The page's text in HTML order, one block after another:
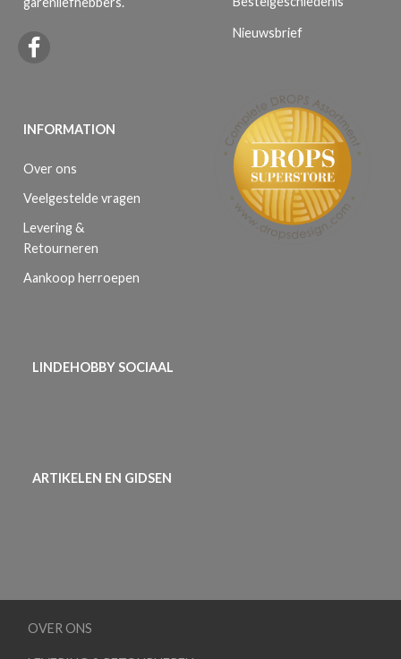
INFORMATION
Over ons
Veelgestelde vragen
Levering &
Retourneren
Aankoop herroepen
Nieuwsbrief
LINDEHOBBY SOCIAAL
ARTIKELEN EN GIDSEN
OVER ONS